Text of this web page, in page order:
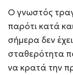
Ο γνωστός
παρότι κατά
σήμερα δεν
σταθερότητα
να κρατά την